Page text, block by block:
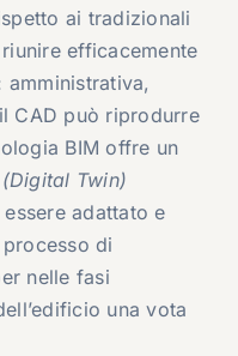
ai tradizionali
efficacemente
CAD può riprodurre
BIM offre un
(Digital Twin)
adattato e
di
nelle fasi
una vota